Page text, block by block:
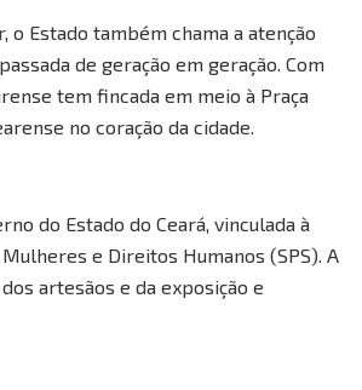
Estado também chama a atenção
de geração em geração. Com
tem fincada em meio à Praça
no coração da cidade.
do Estado do Ceará, vinculada à
e Direitos Humanos (SPS). A
artesãos e da exposição e